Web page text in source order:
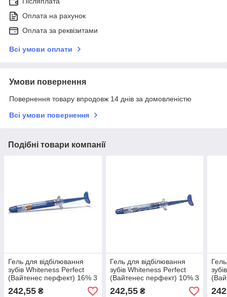
Оплата на рахунок
Оплата за реквізитами
Всі умови оплати
Умови повернення
Повернення товару впродовж 14 днів за домовленістю
Всі умови повернення
Подібні товари компанії
Гель для відбілювання
зубів Whiteness Perfect
(Вайтенес перфект) 16% 3
г
242,55 ₴
Гель для відбілювання
зубів Whiteness Perfect
(Вайтенес перфект) 10% 3
г
242,55₴
г